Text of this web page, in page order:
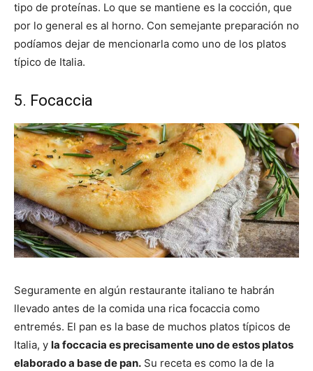
tipo de proteínas. Lo que se mantiene es la cocción, que
por lo general es al horno. Con semejante preparación no
podíamos dejar de mencionarla como uno de los platos
típico de Italia.
5. Focaccia
Seguramente en algún restaurante italiano te habrán
llevado antes de la comida una rica focaccia como
entremés. El pan es la base de muchos platos típicos de
Italia, y la foccacia es precisamente uno de estos platos
elaborado a base de pan. Su receta es como la de la